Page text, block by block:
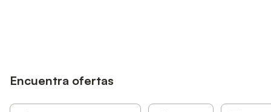
Encuentra ofertas